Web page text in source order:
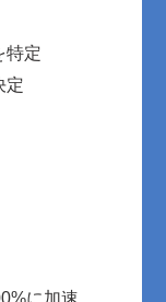
特定
定
に加速